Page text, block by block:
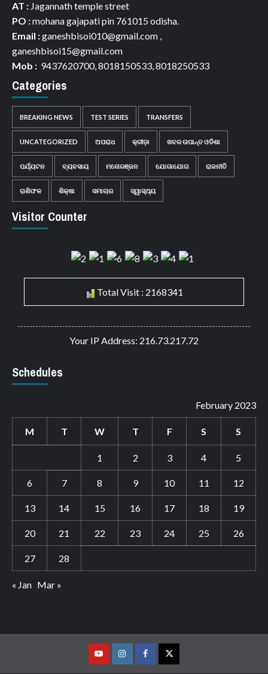
AT : Jagannath temple street
PO :mohana gajapati pin 761015 odisha.
Email :ganeshbisoi010@gmail.com ,
ganeshbisoi15@gmail.com
Mob : 9437620700, 8018150533, 8018250533
Categories
BREAKING NEWS TEST SERIES TRANSFERS
UNCATEGORIZED ଅପରାଧ କ୍ରୀଡ଼ା ଖବର ଉପାନ୍ତ ଓଡିଶା
ପର୍ଯ୍ୟଟନ ବ୍ୟବସାୟ ମନୋରଞ୍ଜନ ଯୋଗାଯୋଗ ରାଜନୀତି
ରାଶିଫଳ ଶିକ୍ଷା ସମାଚାର ସ୍ୱାସ୍ଥ୍ୟ
Visitor Counter
Total Visit : 2168341
Your IP Address: 216.73.217.72
Schedules
February 2023
M T W T F S S
1 2 3 4 5
6 7 8 9 10 11 12
13 14 15 16 17 18 19
20 21 22 23 24 25 26
27 28
« Jan Mar »
YoutubeVimeoFacebookTwitter